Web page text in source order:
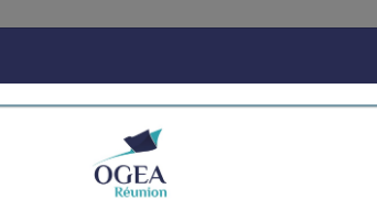
Fiscale Avantages Adhérer